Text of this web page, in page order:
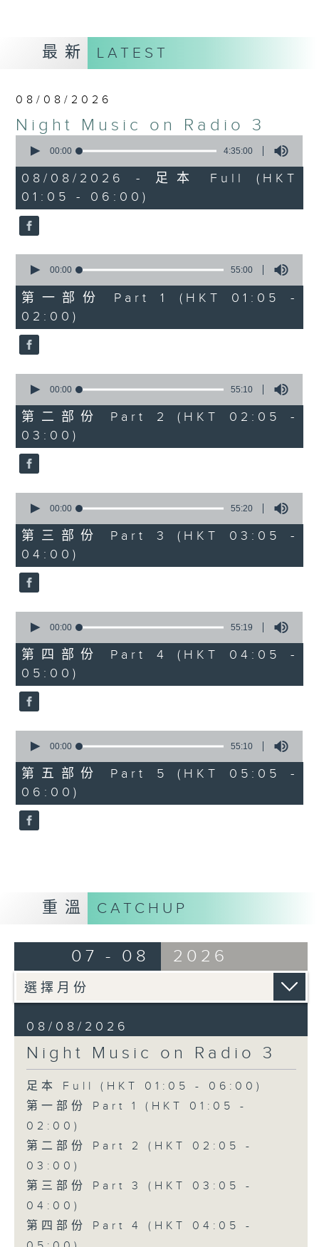
and soft rock hits, which gently
grow in pace, moving you towards
the 2000s and a perfect morning
Seven days a week from 1.05am...
最新 LATEST
08/08/2026
Night Music on Radio 3
seconds
4
hours,
35
minutes,
0
seconds
00:00 4:35:00
08/08/2026 - 足本 Full (HKT
01:05 - 06:00)
seconds
55
minutes,
0
seconds
00:00 55:00
第一部份 Part 1 (HKT 01:05 -
02:00)
seconds
55
minutes,
10
seconds
00:00 55:10
第二部份 Part 2 (HKT 02:05 -
03:00)
seconds
55
minutes,
20
seconds
00:00 55:20
第三部份 Part 3 (HKT 03:05 -
04:00)
seconds
55
minutes,
19
seconds
00:00 55:19
第四部份 Part 4 (HKT 04:05 -
05:00)
seconds
55
minutes,
10
seconds
00:00 55:10
第五部份 Part 5 (HKT 05:05 -
06:00)
重溫 CATCHUP
07 - 08 2026
08/08/2026
Night Music on Radio 3
足本 Full (HKT 01:05 - 06:00)
第一部份 Part 1 (HKT 01:05 -
02:00)
第二部份 Part 2 (HKT 02:05 -
03:00)
第三部份 Part 3 (HKT 03:05 -
04:00)
第四部份 Part 4 (HKT 04:05 -